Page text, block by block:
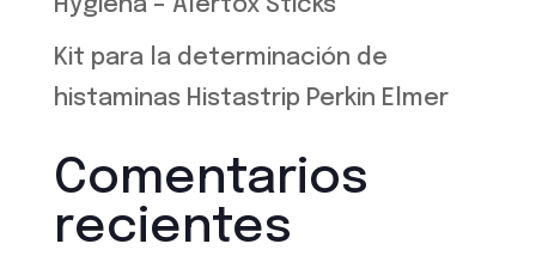
Hygiena – Alertox Sticks
Kit para la determinación de
histaminas Histastrip Perkin Elmer
Comentarios
recientes